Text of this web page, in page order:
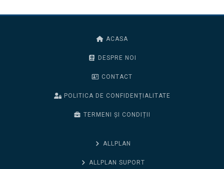
ACASA
DESPRE NOI
CONTACT
POLITICA DE CONFIDENȚIALITATE
TERMENI ȘI CONDIȚII
ALLPLAN
ALLPLAN SUPORT